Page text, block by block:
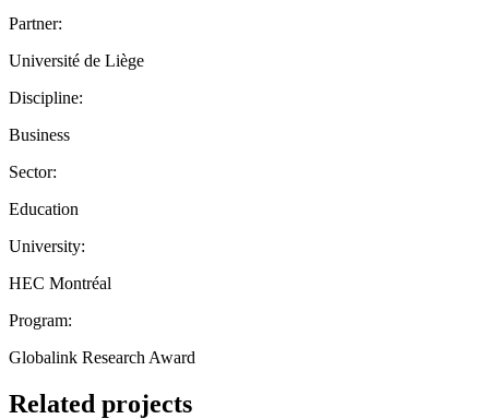
Partner:
Université de Liège
Discipline:
Business
Sector:
Education
University:
HEC Montréal
Program:
Globalink Research Award
Related projects